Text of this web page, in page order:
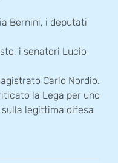
Bernini, i deputati
i senatori Lucio
Carlo Nordio.
la Lega per uno
sulla legittima difesa